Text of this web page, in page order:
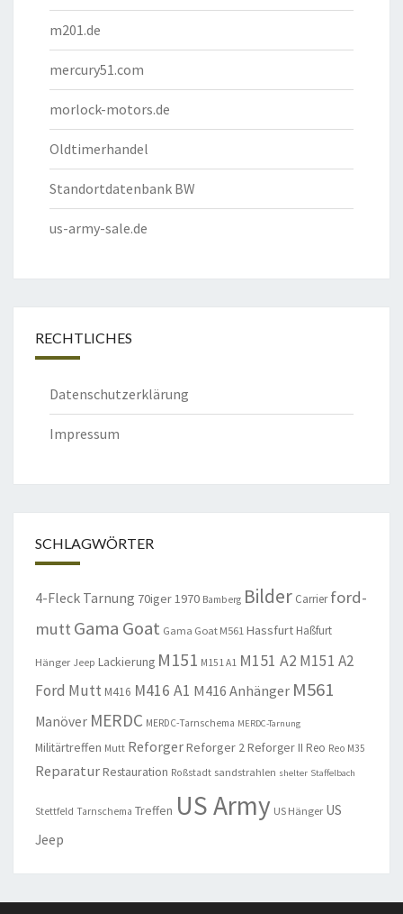
m201.de
mercury51.com
morlock-motors.de
Oldtimerhandel
Standortdatenbank BW
us-army-sale.de
RECHTLICHES
Datenschutzerklärung
Impressum
SCHLAGWÖRTER
4-Fleck Tarnung 70iger1970 Bamberg Bilder Carrier ford-
mutt Gama Goat Gama Goat M561 Hassfurt Haßfurt
Hänger Jeep Lackierung M151 M151 A1 M151 A2 M151 A2
Ford Mutt M416 M416 A1 M416 Anhänger M561
Manöver MERDC MERDC-Tarnschema MERDC-Tarnung
Militärtreffen Mutt ReforgerReforger 2Reforger II Reo Reo M35
ReparaturRestauration Roßstadt sandstrahlen shelter Staffelbach
Stettfeld Tarnschema Treffen US Army US Hänger US
Jeep